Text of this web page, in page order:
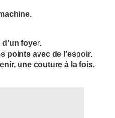
foyer.
points avec de l’espoir.
une couture à la fois.